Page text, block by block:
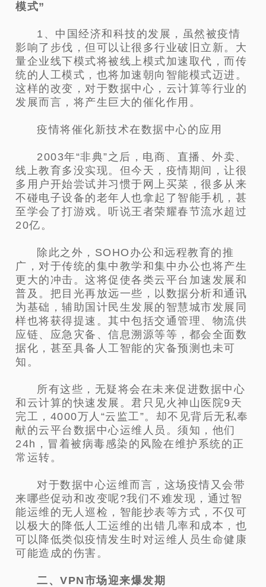
模式”
1、中国经济和科技的发展，虽然被疫情
影响了步伐，但可以让很多行业破旧立新。大
量企业线下模式将被线上模式加速取代 ，而传
统的人工模式，也将加速朝向智能模式迈进。
这样的改变，对于数据中心，云计算等行业的
发展而言，将产生巨大的催化作用。
疫情将催化新技术在数据中心的应用
2003年“非典”之后，电商、直播、外卖、
线上教育多没实现。但今天，疫情期间，让很
多用户开始尝试并习惯于网上买菜 ，很多从来
不碰电子设备的老年人也拿起了智能手机，甚
至学会了打游戏。听说王者荣耀春节流水超过
20亿。
除此之外，SOHO办公和远程教育的推
广，对于传统的集中教学和集中办公也将产生
更大的冲击。这将促使各类云平台加速发展和
普及。把目光再放远一些，以数据分析和通讯
为基础，辅助国计民生发展的智慧城市发展同
样也将获得提速。其中包括交通管理、物流供
应链、应急灾备、信息溯源等等，都会全面数
据化，甚至具备人工智能的灾备预测也未可
知。
所有这些，无疑将会在未来促进数据中心
和云计算的快速发展。君只见火神山医院9天
完工，4000万人“云监工”。却不见背 后无私奉
献的云平台数据中心运维人员。须知，他们
24h，冒着被病毒感染的风险在维护系统的正
常运转。
对于数据中心运维而言，这场疫情又会带
来哪些促动和改变呢?我们不难发现，通过智
能运维的无人巡检，智能抄表等方式， 不仅可
以极大的降低人工运维的出错几率和成本，也
可以降低类似疫情发生时对运维人员生命健康
可能造成的伤害。
二、VPN市场迎来爆发期